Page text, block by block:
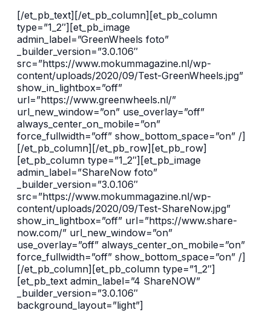
[/et_pb_text][/et_pb_column][et_pb_column
type=”1_2″][et_pb_image
admin_label=”GreenWheels foto”
_builder_version=”3.0.106″
src=”https://www.mokummagazine.nl/wp-
content/uploads/2020/09/Test-GreenWheels.jpg”
show_in_lightbox=”off”
url=”https://www.greenwheels.nl/”
url_new_window=”on” use_overlay=”off”
always_center_on_mobile=”on”
force_fullwidth=”off” show_bottom_space=”on” /]
[/et_pb_column][/et_pb_row][et_pb_row]
[et_pb_column type=”1_2″][et_pb_image
admin_label=”ShareNow foto”
_builder_version=”3.0.106″
src=”https://www.mokummagazine.nl/wp-
content/uploads/2020/09/Test-ShareNow.jpg”
show_in_lightbox=”off” url=”https://www.share-
now.com/” url_new_window=”on”
use_overlay=”off” always_center_on_mobile=”on”
force_fullwidth=”off” show_bottom_space=”on” /]
[/et_pb_column][et_pb_column type=”1_2″]
[et_pb_text admin_label=”4 ShareNOW”
_builder_version=”3.0.106″
background_layout=”light”]